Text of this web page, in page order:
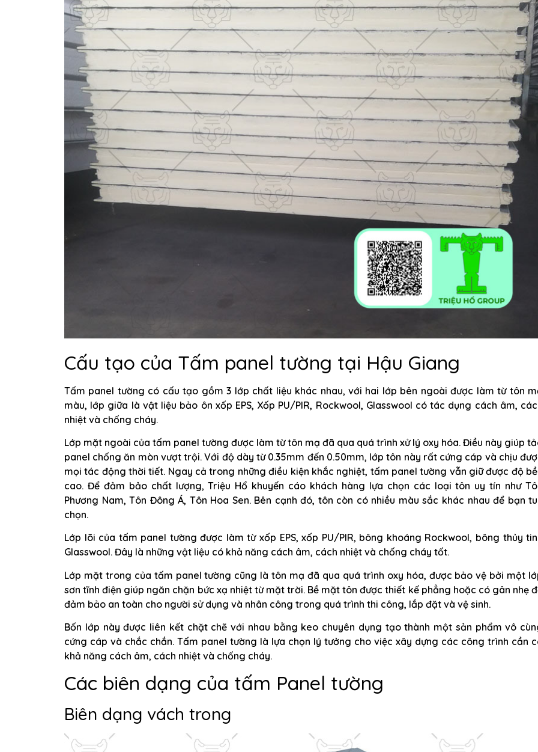
Cấu tạo của Tấm panel tường tại Hậu Giang
Tấm panel tường có cấu tạo gồm 3 lớp chất liệu khác nhau, với hai lớp bên ngoài được làm từ tôn
màu, lớp giữa là vật liệu bảo ôn xốp EPS, Xốp PU/PIR, Rockwool, Glasswool có tác dụng cách âm,
nhiệt và chống cháy.
Lớp mặt ngoài của tấm panel tường được làm từ tôn mạ đã qua quá trình xử lý oxy hóa. Điều này giúp
panel chống ăn mòn vượt trội. Với độ dày từ 0.35mm đến 0.50mm, lớp tôn này rất cứng cáp và chịu
mọi tác động thời tiết. Ngay cả trong những điều kiện khắc nghiệt, tấm panel tường vẫn giữ được độ
cao. Để đảm bảo chất lượng, Triệu Hổ khuyến cáo khách hàng lựa chọn các loại tôn uy tín như
Phương Nam, Tôn Đông Á, Tôn Hoa Sen. Bên cạnh đó, tôn còn có nhiều màu sắc khác nhau để bạn
chọn.
Lớp lõi của tấm panel tường được làm từ xốp EPS, xốp PU/PIR, bông khoáng Rockwool, bông thủy
Glasswool. Đây là những vật liệu có khả năng cách âm, cách nhiệt và chống cháy tốt.
Lớp mặt trong của tấm panel tường cũng là tôn mạ đã qua quá trình oxy hóa, được bảo vệ bởi một
sơn tĩnh điện giúp ngăn chặn bức xạ nhiệt từ mặt trời. Bề mặt tôn được thiết kế phẳng hoặc có gân nhẹ
đảm bảo an toàn cho người sử dụng và nhân công trong quá trình thi công, lắp đặt và vệ sinh.
Bốn lớp này được liên kết chặt chẽ với nhau bằng keo chuyên dụng tạo thành một sản phẩm vô
cứng cáp và chắc chắn. Tấm panel tường là lựa chọn lý tưởng cho việc xây dựng các công trình cần
khả năng cách âm, cách nhiệt và chống cháy.
Các biên dạng của tấm Panel tường
Biên dạng vách trong